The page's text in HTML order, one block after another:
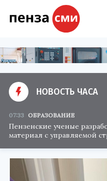
НОВОСТЬ ЧАСА
07:33 ОБРАЗОВАНИЕ
Пензенские ученые
материал с управляемой